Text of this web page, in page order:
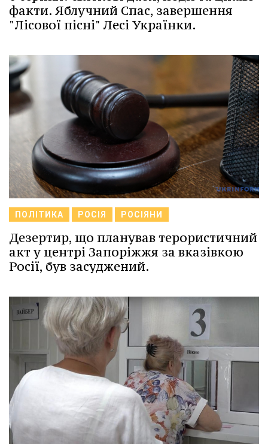
факти. Яблучний Спас, завершення
"Лісової пісні" Лесі Українки.
ПОЛІТИКА РОСІЯ РОСІЯНИ
Дезертир, що планував терористичний
акт у центрі Запоріжжя за вказівкою
Росії, був засуджений.